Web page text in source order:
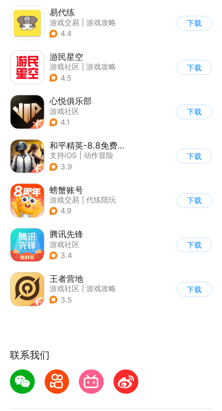
易代练
游戏交易
游戏攻略
| 游戏社区
4.4
下载
游民星空
游戏社区
游戏攻略
4.5
下载
心悦俱乐部
游戏社区
4.1
下载
和平精英-8.8免费领20连抽
支持iOS
动作冒险
| PvP
3.9
下载
螃蟹账号
游戏交易
代练陪玩
| 游戏社区
4.9
下载
腾讯先锋
游戏社区
3.4
下载
王者营地
游戏社区
游戏攻略
3.5
下载
联系我们